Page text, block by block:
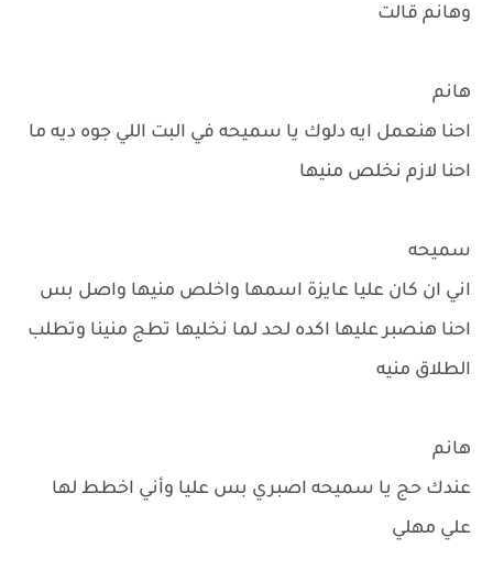
وهانم قالت
هانم
احنا هنعمل ايه دلوك يا سميحه في البت اللي جوه ديه ما
احنا لازم نخلص منيها
سميحه
اني ان كان عليا عايزة اسمها واخلص منيها واصل بس
احنا هنصبر عليها اكده لحد لما نخليها تطج منينا وتطلب
الطلاق منيه
هانم
عندك حج يا سميحه اصبري بس عليا وأني اخطط لها
علي مهلي